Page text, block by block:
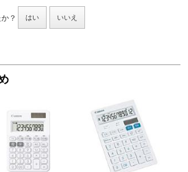
？ はい いいえ